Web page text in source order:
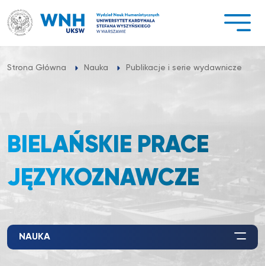
do
treści
Strona Główna Nauka Publikacje i serie wydawnicze
BIELAŃSKIE PRACE
JĘZYKOZNAWCZE
NAUKA